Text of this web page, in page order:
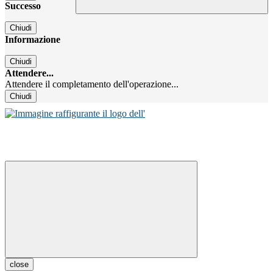
Successo
Chiudi
Informazione
Chiudi
Attendere...
Attendere il completamento dell'operazione...
Chiudi
close